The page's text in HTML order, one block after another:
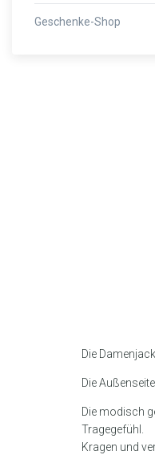
Geschenke-Shop
Die
Die
Die modisch
Tragegefühl.
Kragen und